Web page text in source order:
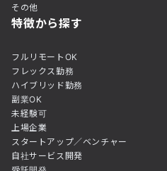
その他
特徴から探す
フルリモートOK
フレックス勤務
ハイブリッド勤務
副業OK
未経験可
上場企業
スタートアップ／ベンチャー
自社サービス開発